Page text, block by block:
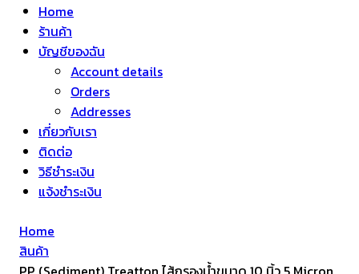
Home
ร้านค้า
บัญชีของฉัน
Account details
Orders
Addresses
เกี่ยวกับเรา
ติดต่อ
วิธีชำระเงิน
แจ้งชำระเงิน
Home
สินค้า